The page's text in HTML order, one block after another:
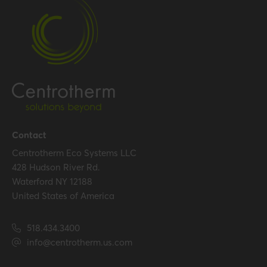
Number per packaging
Gross weight
Packaging / Trade width
Performance
(max.)
Certification
Certificates (US/CAN)
Hide all specifications
Contact
Centrotherm Eco Systems LLC
428 Hudson River Rd.
Waterford NY 12188
United States of America
518.434.3400
info@centrotherm.us.com